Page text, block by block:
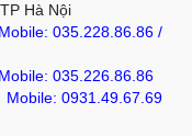
Hà Nội
035.228.86.86 /
Mobile: 035.226.86.86
0931.49.67.69